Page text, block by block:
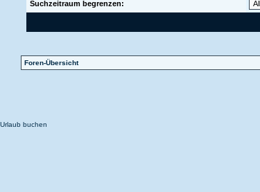
Suchzeitraum begrenzen:
Foren-Übersicht
Urlaub buchen